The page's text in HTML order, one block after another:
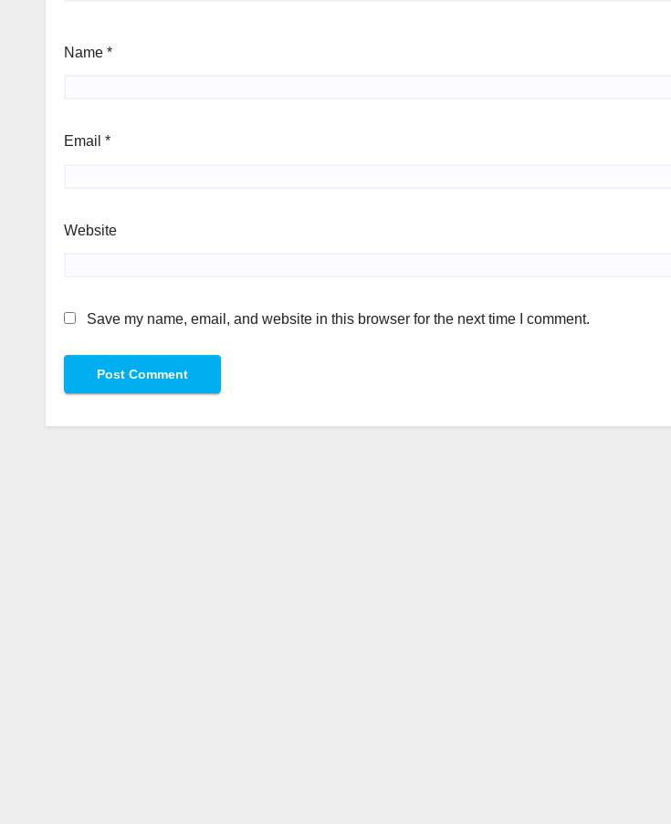
Name *
Email *
Website
Save my name, email, and website in this browser for the next time I comment.